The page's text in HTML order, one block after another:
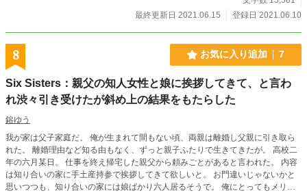
最終更新日 2021.06.15
登録日 2021.06.10
8 お気に入り追加 7
Six Sisters：親父の知人女性と娘に挨拶してきて、と言わ
れ渋々引き受けたが斜め上の結果をもたらした
鎔ゆう
我が家は父子家庭だ。 俺が生まれて間もない頃、両親は離婚し父親に引き取ら
れた。 離婚理由など知る由もなく、ずっと親子ふたりで生きてきたが。 高校二
年の六月某日。 仕事を終え帰宅した親父から頼みごとがあると言われた。 内容
は知り合いの家に手土産持参で挨拶してきて欲しいと。 お門違いじゃないかと
思いつつも、知り合いの家には娘ばかり六人居るそうで。 俺にとってもメリッ